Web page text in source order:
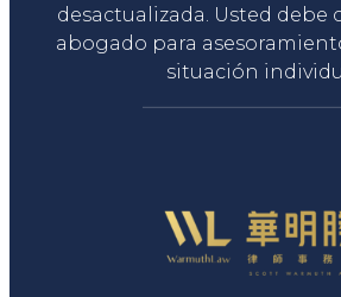
desactualizada. Usted debe
abogado para
situación